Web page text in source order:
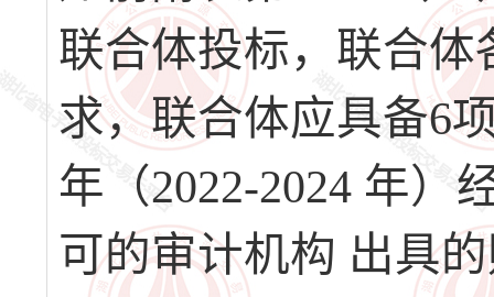
联合体投标，联合体
求，联合体应具备6
年（2022-2024 年）
可的审计机构 出具